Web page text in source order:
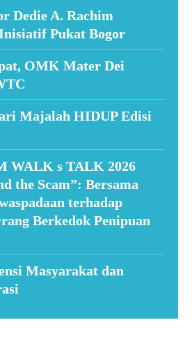
Dedie A. Rachim
Pukat Bogor
OMK Mater Dei
Majalah HIDUP Edisi
WALK s TALK 2026
the Scam”: Bersama
terhadap
Berkedok Penipuan
Masyarakat dan